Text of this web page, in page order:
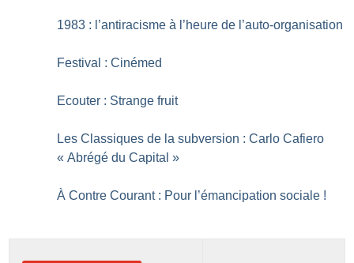
1983 : l’antiracisme à l’heure de l’auto-organisation
Festival : Cinémed
Ecouter : Strange fruit
Les Classiques de la subversion : Carlo Cafiero
« Abrégé du Capital »
À Contre Courant : Pour l’émancipation sociale !